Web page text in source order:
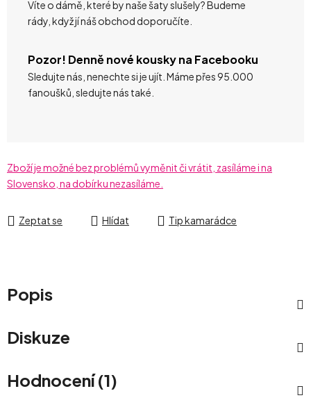
Víte o dámě, které by naše šaty slušely? Budeme
rády, když jí náš obchod doporučíte.
Pozor! Denně nové kousky na Facebooku
Sledujte nás, nenechte si je ujít. Máme přes 95.000
fanoušků, sledujte nás také.
Zboží je možné bez problémů vyměnit či vrátit, zasíláme i na
Slovensko, na dobírku nezasíláme.
Zeptat se Hlídat Tip kamarádce
Popis
Diskuze
Hodnocení (1)